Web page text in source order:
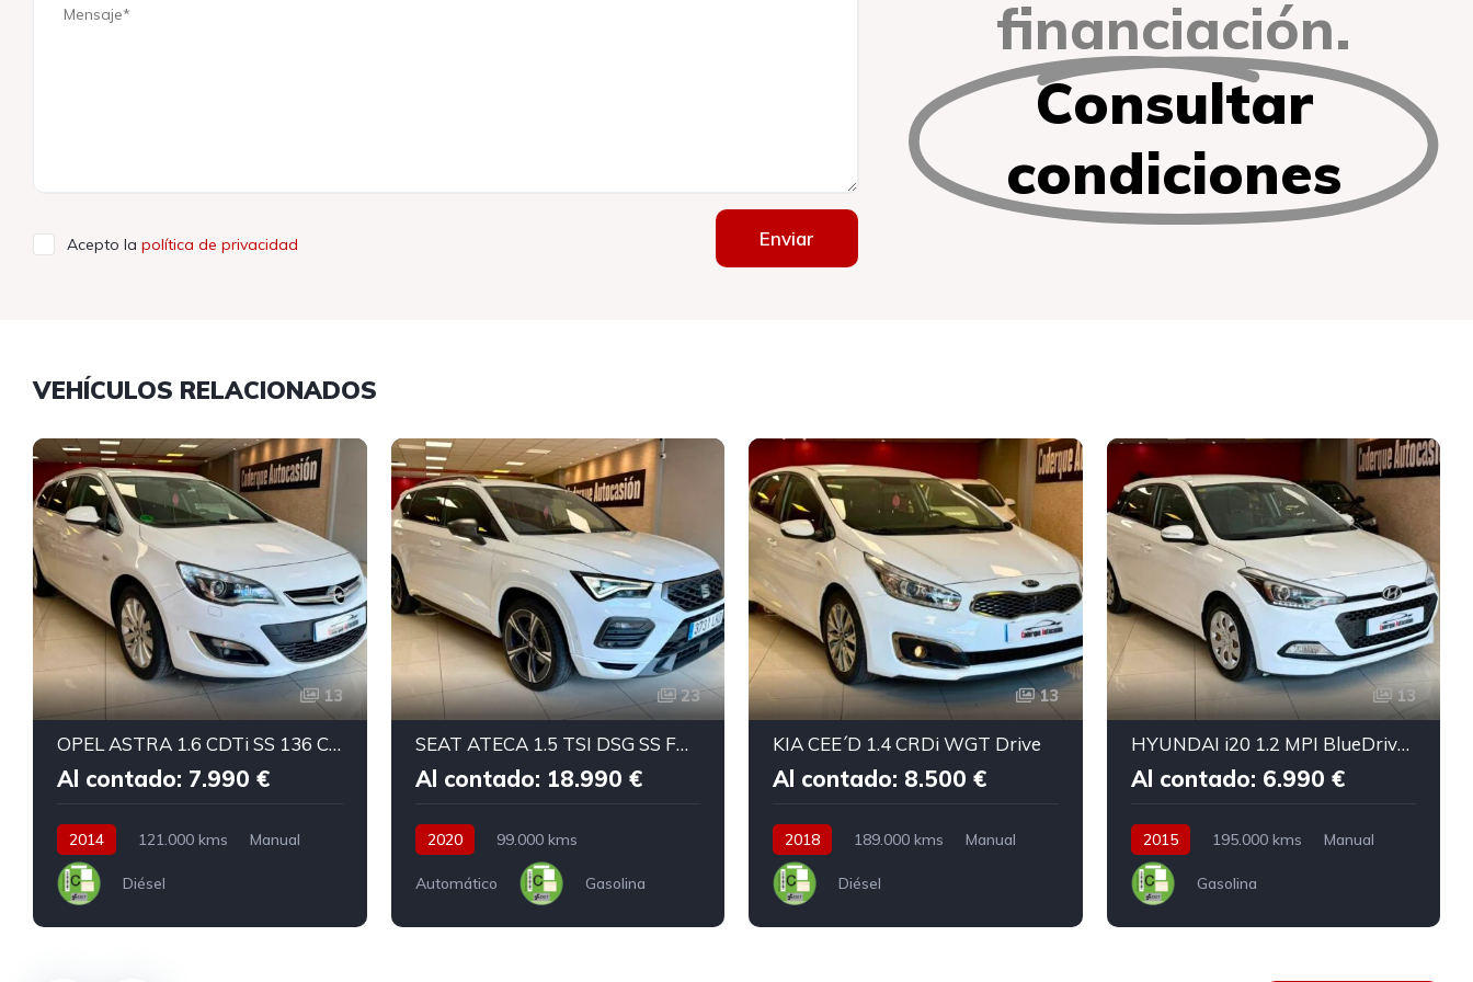
Acepto la política de privacidad Enviar
financiación.
Consultar
condiciones
VEHÍCULOS RELACIONADOS
13
OPEL ASTRA 1.6 CDTi SS 136 CV Excellence ST
Al contado: 7.990 €
2014 121.000 kms Manual
Diésel
23
SEAT ATECA 1.5 TSI DSG SS FR Go
Al contado: 18.990 €
2020 99.000 kms
Automático Gasolina
13
KIA CEE´D 1.4 CRDi WGT Drive
Al contado: 8.500 €
2018 189.000 kms Manual
Diésel
13
HYUNDAI i20 1.2 MPI BlueDrive Klass
Al contado: 6.990 €
2015 195.000 kms Manual
Gasolina